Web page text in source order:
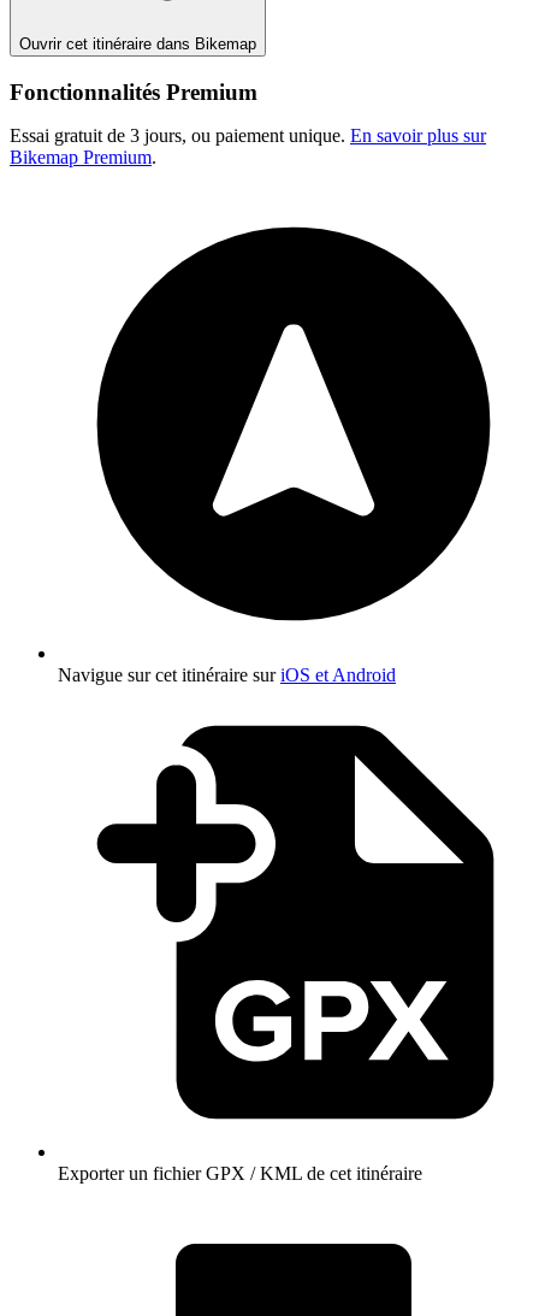
Ouvrir cet itinéraire dans Bikemap
Fonctionnalités Premium
Essai gratuit de 3 jours, ou paiement unique. En savoir plus sur
Bikemap Premium.
Navigue sur cet itinéraire suriOS et Android
Exporter un fichier GPX / KML de cet itinéraire